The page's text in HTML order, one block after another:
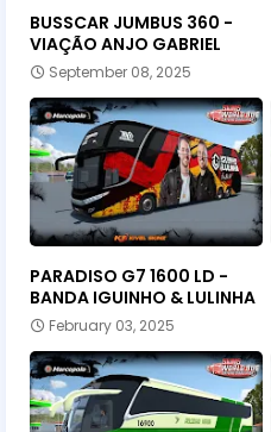
BUSSCAR JUMBUS 360 -
VIAÇÃO ANJO GABRIEL
September 08, 2025
PARADISO G7 1600 LD -
BANDA IGUINHO & LULINHA
February 03, 2025